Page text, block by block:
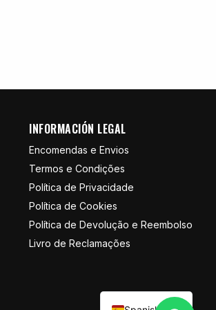
INFORMACIÓN LEGAL
Encomendas e Envios
Termos e Condições
Política de Privacidade
Política de Cookies
Política de Devolução e Reembolso
Livro de Reclamações